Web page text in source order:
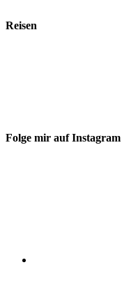
Reisen
Folge mir auf Instagram